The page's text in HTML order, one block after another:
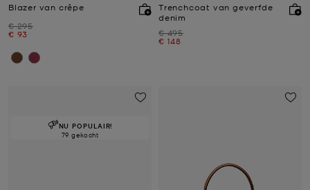
Blazer van crêpe
Was
€ 295
Nu
€ 93
Trenchcoat van geverfde
denim
Was
€ 495
Nu
€ 148
NU POPULAIR!
79 gekocht